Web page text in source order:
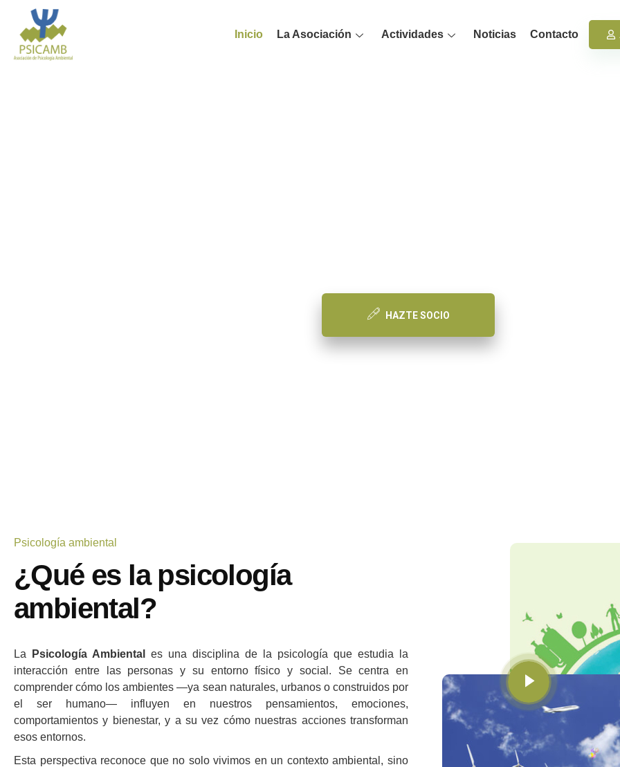
Inicio La Asociación Actividades Noticias Contacto
HAZTE SOCIO
Psicología ambiental
¿Qué es la psicología
ambiental?
La Psicología Ambiental
es una disciplina de la psicología que estudia la
interacción entre las personas y su entorno físico y social. Se centra en
comprender cómo los ambientes —ya sean naturales, urbanos o construidos por
el ser humano— influyen en nuestros pensamientos, emociones,
comportamientos y bienestar, y a su vez cómo nuestras acciones transforman
esos entornos.
Esta perspectiva reconoce que no solo vivimos en un contexto ambiental, sino